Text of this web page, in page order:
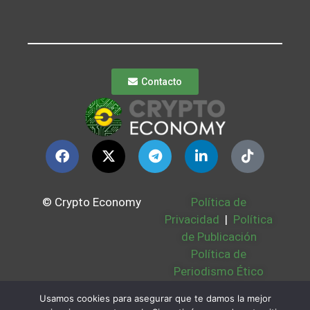
Contacto
© Crypto Economy
Política de
Privacidad | Política
de Publicación
Política de
Periodismo Ético
Bases Legales |
Usamos cookies para asegurar que te damos la mejor